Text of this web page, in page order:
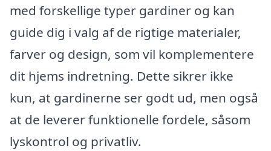
med forskellige typer gardiner og kan
guide dig i valg af de rigtige materialer,
farver og design, som vil komplementere
dit hjems indretning. Dette sikrer ikke
kun, at gardinerne ser godt ud, men også
at de leverer funktionelle fordele, såsom
lyskontrol og privatliv.